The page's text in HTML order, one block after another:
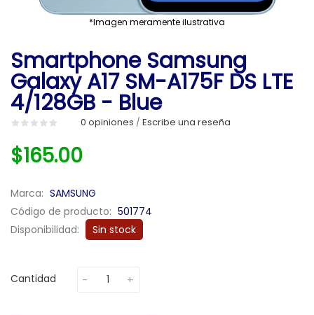
*Imagen meramente ilustrativa
Smartphone Samsung
Galaxy A17 SM-A175F DS LTE
4/128GB - Blue
0 opiniones / Escribe una reseña
$165.00
Marca: SAMSUNG
Código de producto: 501774
Disponibilidad:
Sin stock
Cantidad